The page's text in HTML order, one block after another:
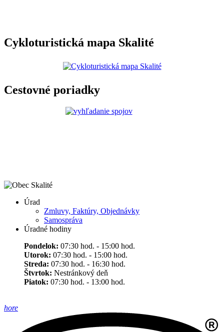
Cykloturistická mapa Skalité
Cestovné poriadky
Úrad
Zmluvy, Faktúry, Objednávky
Samospráva
Úradné hodiny
Pondelok: 07:30 hod. - 15:00 hod.
Utorok: 07:30 hod. - 15:00 hod.
Streda: 07:30 hod. - 16:30 hod.
Štvrtok: Nestránkový deň
Piatok: 07:30 hod. - 13:00 hod.
hore